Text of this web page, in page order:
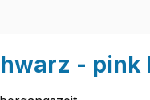
- pink